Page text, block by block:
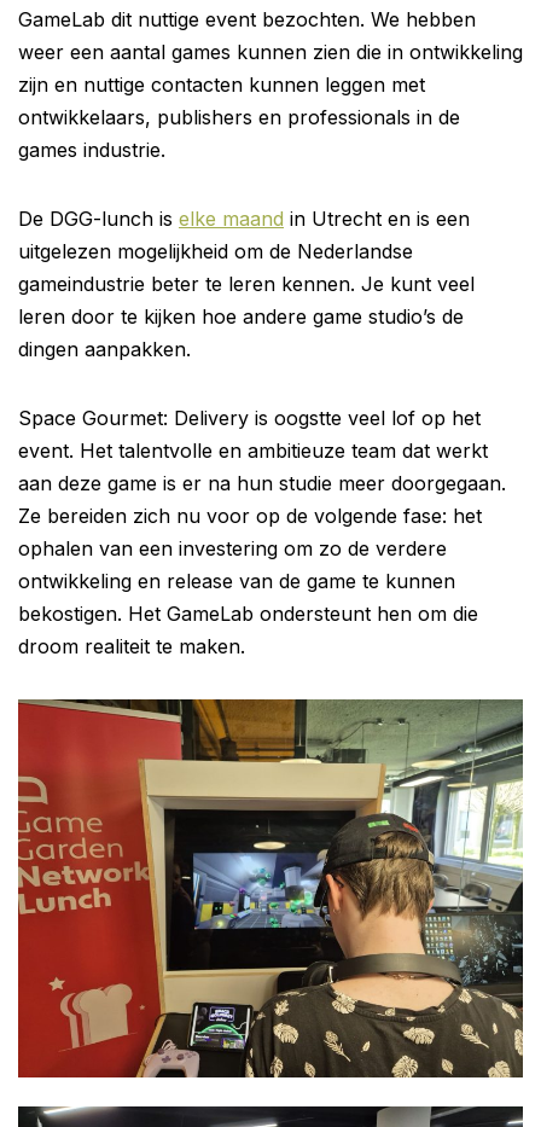
GameLab dit nuttige event bezochten. We hebben
weer een aantal games kunnen zien die in ontwikkeling
zijn en nuttige contacten kunnen leggen met
ontwikkelaars, publishers en professionals in de
games industrie.
De DGG-lunch is elke maand in Utrecht en is een
uitgelezen mogelijkheid om de Nederlandse
gameindustrie beter te leren kennen. Je kunt veel
leren door te kijken hoe andere game studio’s de
dingen aanpakken.
Space Gourmet: Delivery is oogstte veel lof op het
event. Het talentvolle en ambitieuze team dat werkt
aan deze game is er na hun studie meer doorgegaan.
Ze bereiden zich nu voor op de volgende fase: het
ophalen van een investering om zo de verdere
ontwikkeling en release van de game te kunnen
bekostigen. Het GameLab ondersteunt hen om die
droom realiteit te maken.